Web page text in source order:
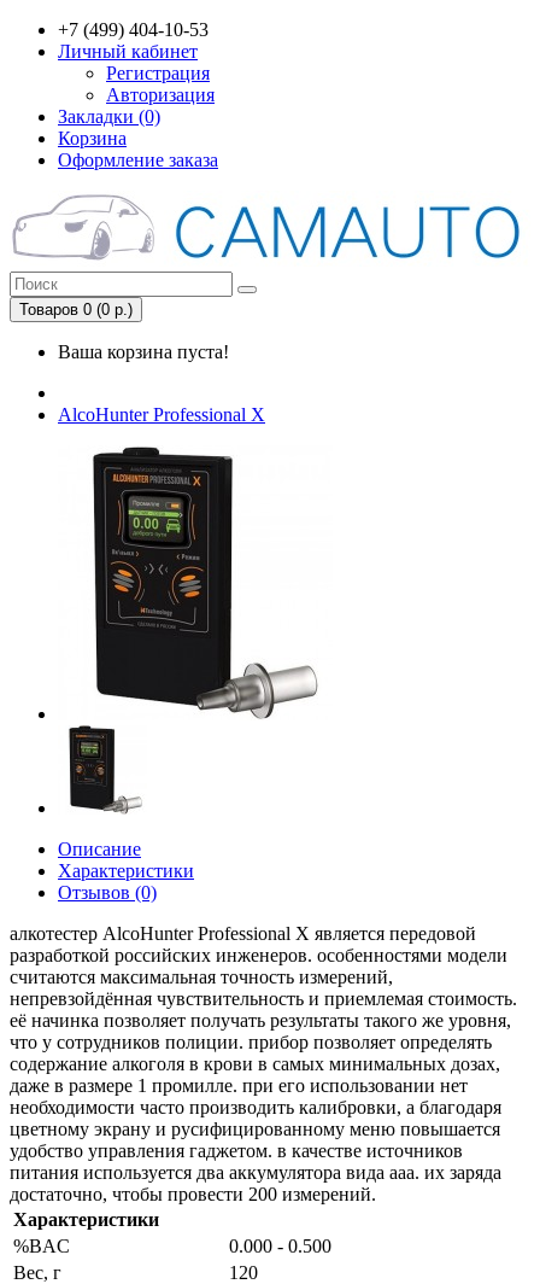
+7 (499) 404-10-53
Личный кабинет
Регистрация
Авторизация
Закладки (0)
Корзина
Оформление заказа
Товаров 0 (0 р.)
Ваша корзина пуста!
AlcoHunter Professional X
Описание
Характеристики
Отзывов (0)
алкотестер AlcoHunter Professional X является передовой
разработкой российских инженеров. особенностями модели
считаются максимальная точность измерений,
непревзойдённая чувствительность и приемлемая стоимость.
её начинка позволяет получать результаты такого же уровня,
что у сотрудников полиции. прибор позволяет определять
содержание алкоголя в крови в самых минимальных дозах,
даже в размере 1 промилле. при его использовании нет
необходимости часто производить калибровки, а благодаря
цветному экрану и русифицированному меню повышается
удобство управления гаджетом. в качестве источников
питания используется два аккумулятора вида ааа. их заряда
достаточно, чтобы провести 200 измерений.
Характеристики
%BAC
0.000 - 0.500
Вес, г
120